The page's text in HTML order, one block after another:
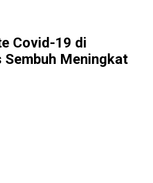
Covid-19 di
Sembuh Meningkat